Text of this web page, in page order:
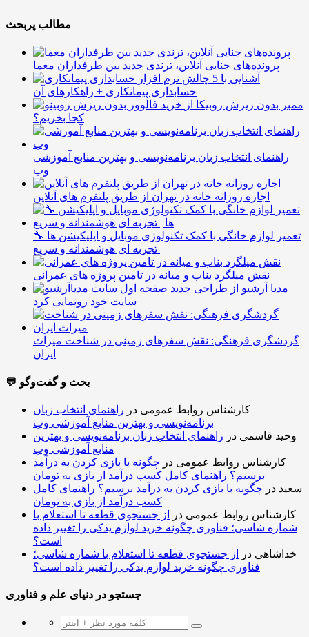
مطالب پربحث
پرونده‌های جنایی آنلاین، ترندی جدید بین طرفداران معما
آشنایی با 5 چالش
حسابداری پیمانکاری + راهکارهای آن
ممبر بدون ریزش روبیکا از
کجا بخریم؟
راهنمای انتخاب زبان برنامه‌نویسی و بهترین منابع آموزشی
وب
اجاره روزانه خانه در تهران از طریق پلتفرم های آنلاین
🔧 تعمیر لوازم خانگی با کمک تکنولوژی موبایل و اپلیکیشن ها
| تجربه ای هوشمندانه و سریع
نقش میلگرد بناب و میانه در تامین پروژه های عمرانی
مدیا آرشیو از طراحی جدید
سایت خود رونمایی کرد
گردشگری فرهنگی: نقش سفرهای زمینی در شناخت میراث
ایران
💬 بحث و گفت‌وگو
کارشناس روابط عمومی در راهنمای انتخاب زبان
برنامه‌نویسی و بهترین منابع آموزشی وب
وحید قاسمی در راهنمای انتخاب زبان برنامه‌نویسی و بهترین
منابع آموزشی وب
کارشناس روابط عمومی در چگونه با بازی کردن به درآمد
برسیم؟ راهنمای کامل کسب درآمد از بازی به تومان
سعید در چگونه با بازی کردن به درآمد برسیم؟ راهنمای کامل
کسب درآمد از بازی به تومان
کارشناس روابط عمومی در
از جستجوی قطعه تا استعلام با
شماره شاسی؛ فناوری چگونه خرید لوازم یدکی را تغییر داده
است؟
خداشاهی در
از جستجوی قطعه تا استعلام با شماره شاسی؛
فناوری چگونه خرید لوازم یدکی را تغییر داده است؟
جستجو در دنیای علم و فناوری